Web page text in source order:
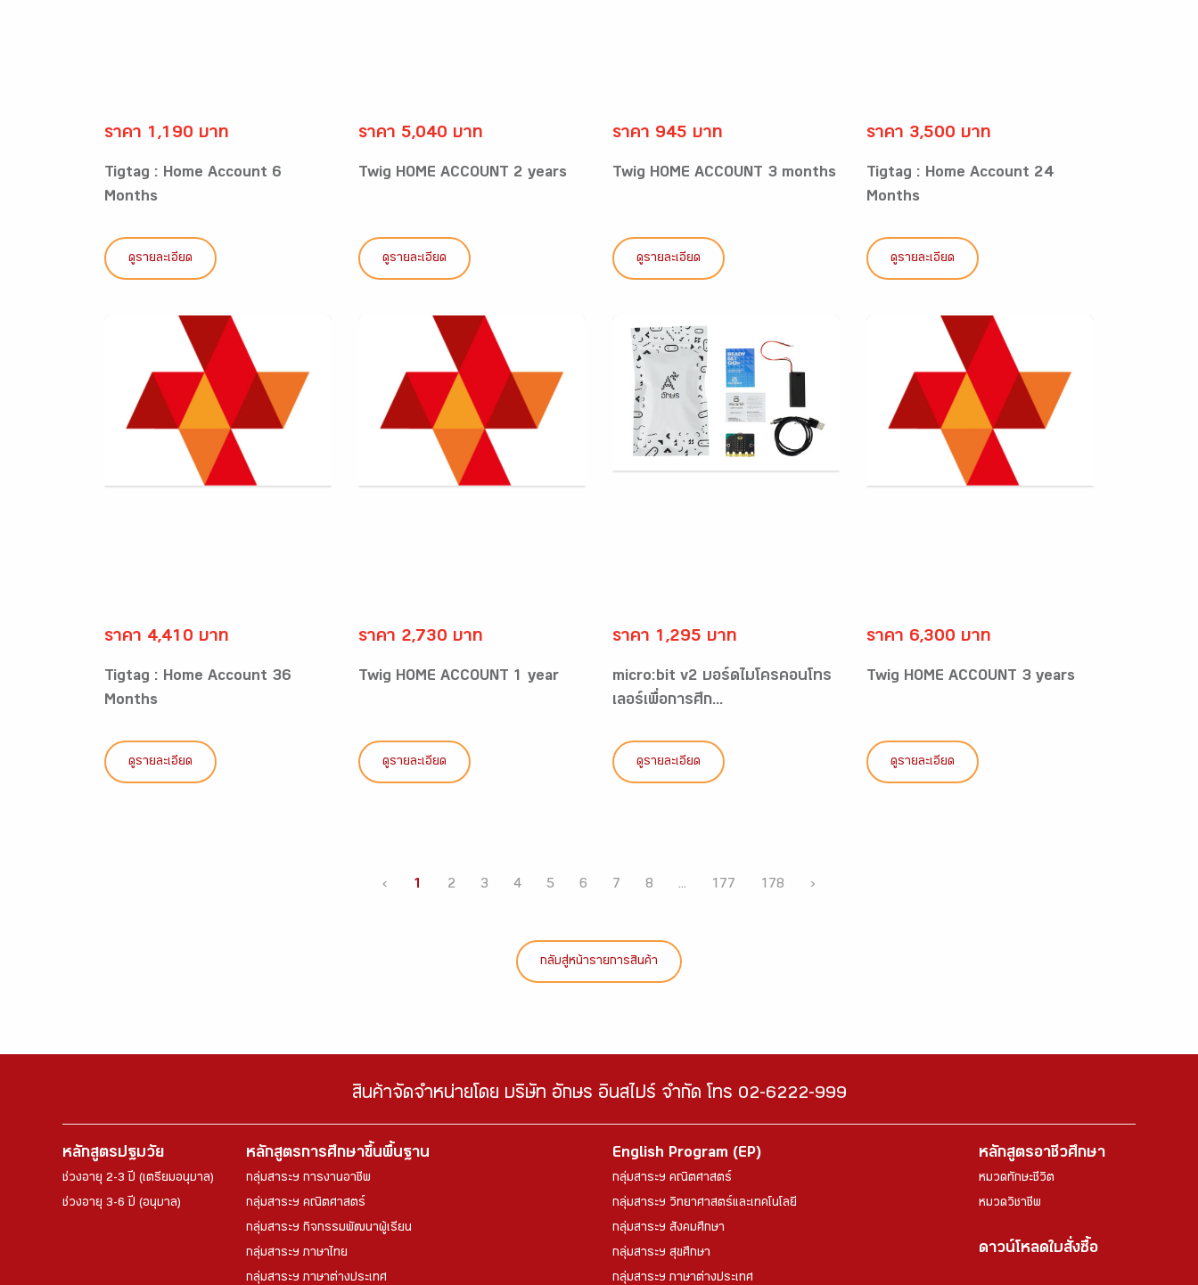
ราคา 1,190 บาท
Tigtag : Home Account 6
Months
ดูรายละเอียด
ราคา 5,040 บาท
Twig HOME ACCOUNT 2 years
ดูรายละเอียด
ราคา 945 บาท
Twig HOME ACCOUNT 3 months
ดูรายละเอียด
ราคา 3,500 บาท
Tigtag : Home Account 24
Months
ดูรายละเอียด
ราคา 4,410 บาท
Tigtag : Home Account 36
Months
ดูรายละเอียด
ราคา 2,730 บาท
Twig HOME ACCOUNT 1 year
ดูรายละเอียด
ราคา 1,295 บาท
micro:bit v2 บอร์ดไมโครคอนโทร
เลอร์เพื่อการศึก...
ดูรายละเอียด
ราคา 6,300 บาท
Twig HOME ACCOUNT 3 years
ดูรายละเอียด
‹ 1 2 3 4 5 6 7 8 ... 177 178 ›
กลับสู่หน้ารายการสินค้า
สินค้าจัดจำหน่ายโดย บริษัท อักษร อินสไปร์ จำกัด โทร 02-6222-999
หลักสูตรปฐมวัย
ช่วงอายุ 2-3 ปี (เตรียมอนุบาล)
ช่วงอายุ 3-6 ปี (อนุบาล)
หลักสูตรการศึกษาขึ้นพื้นฐาน
กลุ่มสาระฯ การงานอาชีพ
กลุ่มสาระฯ คณิตศาสตร์
กลุ่มสาระฯ กิจกรรมพัฒนาผู้เรียน
กลุ่มสาระฯ ภาษาไทย
กลุ่มสาระฯ ภาษาต่างประเทศ
English Program (EP)
กลุ่มสาระฯ คณิตศาสตร์
กลุ่มสาระฯ วิทยาศาสตร์และเทคโนโลยี
กลุ่มสาระฯ สังคมศึกษา
กลุ่มสาระฯ สุขศึกษา
กลุ่มสาระฯ ภาษาต่างประเทศ
หลักสูตรอาชีวศึกษา
หมวดทักษะชีวิต
หมวดวิชาชีพ
ดาวน์โหลดใบสั่งซื้อ